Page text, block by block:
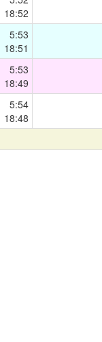
18:52
5:53
18:51
5:53
18:49
5:54
18:48